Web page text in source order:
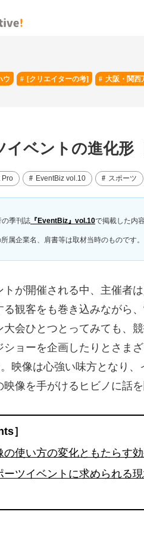
ウ [クリエイターの考] 大阪・関西
ベントの進化形
Pro EventBiz vol.10 スポーツ
季刊誌 『EventBiz』vol.10で掲載した内
属企業名、肩書等は取材当時のものです。
が開催される中、主催者
観客をも巻き込みながら
会ひとつとってみても、
ョーを企画したりとさま
映像は心強い味方となり
像を手がけるヒビノに話を
］
の使い方の変化ともたらす
ーツイベントに求められる